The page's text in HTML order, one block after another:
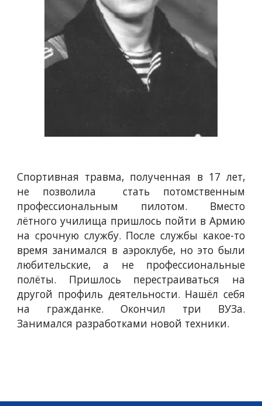
Спортивная травма, полученная в 17 лет,
не позволила стать потомственным
профессиональным пилотом. Вместо
лётного училища пришлось пойти в Армию
на срочную службу. После службы какое-то
время занимался в аэроклубе, но это были
любительские, а не профессиональные
полёты. Пришлось перестраиваться на
другой профиль деятельности. Нашёл себя
на гражданке. Окончил три ВУЗа.
Занимался разработками новой техники.